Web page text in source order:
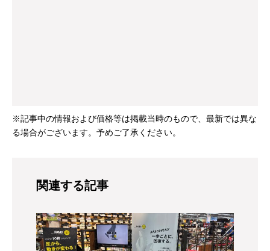
※記事中の情報および価格等は掲載当時のもので、最新では異な
る場合がございます。予めご了承ください。
関連する記事